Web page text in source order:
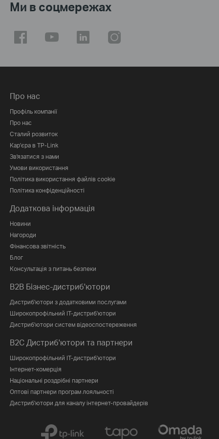
Ми в соцмережах
Про нас
Профіль компанії
Про нас
Сталий розвиток
Кар'єра в TP-Link
Зв'язатися з нами
Умови використання
Політика використання файлів cookie
Політика конфіденційності
Додаткова інформація
Новини
Нагороди
Фінансова звітність
Блог
Консультація з питань безпеки
B2B Бізнес-дистриб'ютори
Дистриб'ютори з додатковими послугами
Широкопрофільний IT-дистриб'ютори
Дистриб'ютори систем відеоспостереження
B2C Дистриб'ютори та партнери
Широкопрофільний IT-дистриб'ютори
Інтернет-комерція
Національні роздрібні партнери
Оптові партнери програм лояльності
Дистриб'ютори для каналу інтернет-провайдерів